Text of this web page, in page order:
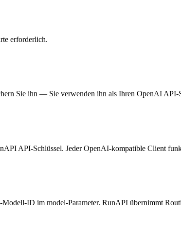
erforderlich.
Sie ihn — Sie verwenden ihn als Ihren OpenAI API-
API-Schlüssel. Jeder OpenAI-kompatible Client
ID im model-Parameter. RunAPI übernimmt